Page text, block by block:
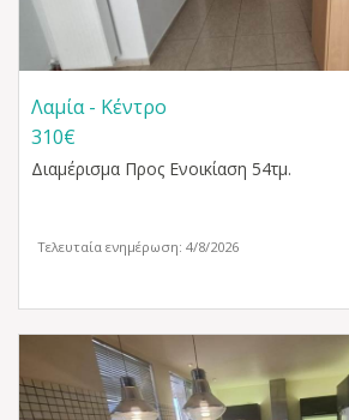
Λαμία - Κέντρο
310€
Διαμέρισμα Προς Ενοικίαση 54τμ.
Τελευταία ενημέρωση: 4/8/2026